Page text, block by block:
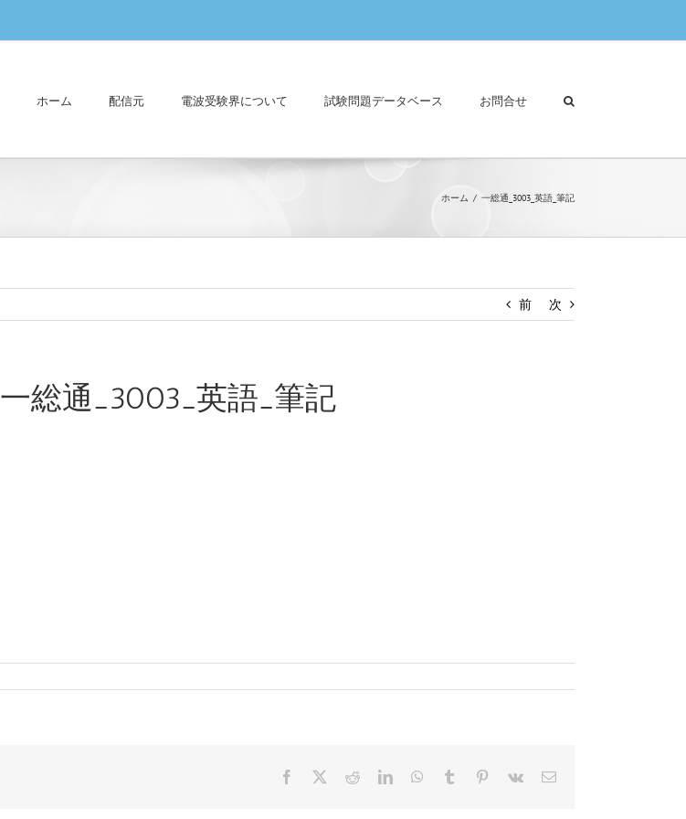
ホーム 配信元 電波受験界について 試験問題データベース お問合せ
ホーム 一総通_3003_英語_筆記
前 次
一総通_3003_英語_筆記
Facebook RedditLinkedInWhatsApp
Tumblr Pinterest
Vk
電